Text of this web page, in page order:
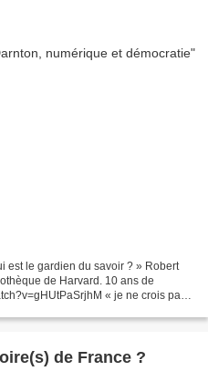
est le gardien du savoir ? » Robert
de Harvard. 10 ans de
« je ne crois pas
de France ?